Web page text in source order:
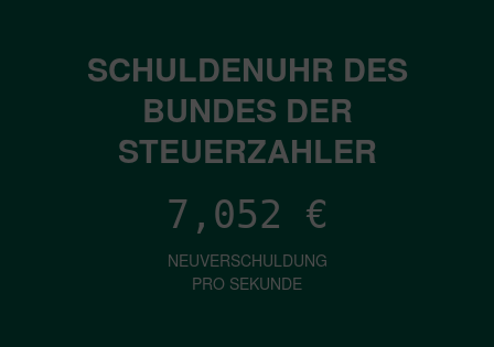
SCHULDENUHR DES
BUNDES DER
STEUERZAHLER
7,052 €
NEUVERSCHULDUNG
PRO SEKUNDE